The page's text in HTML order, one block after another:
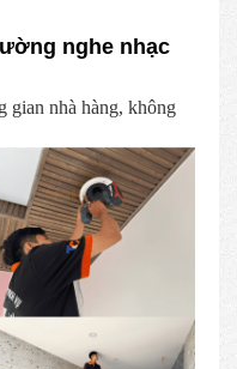
nghe nhạc
gian nhà hàng, không